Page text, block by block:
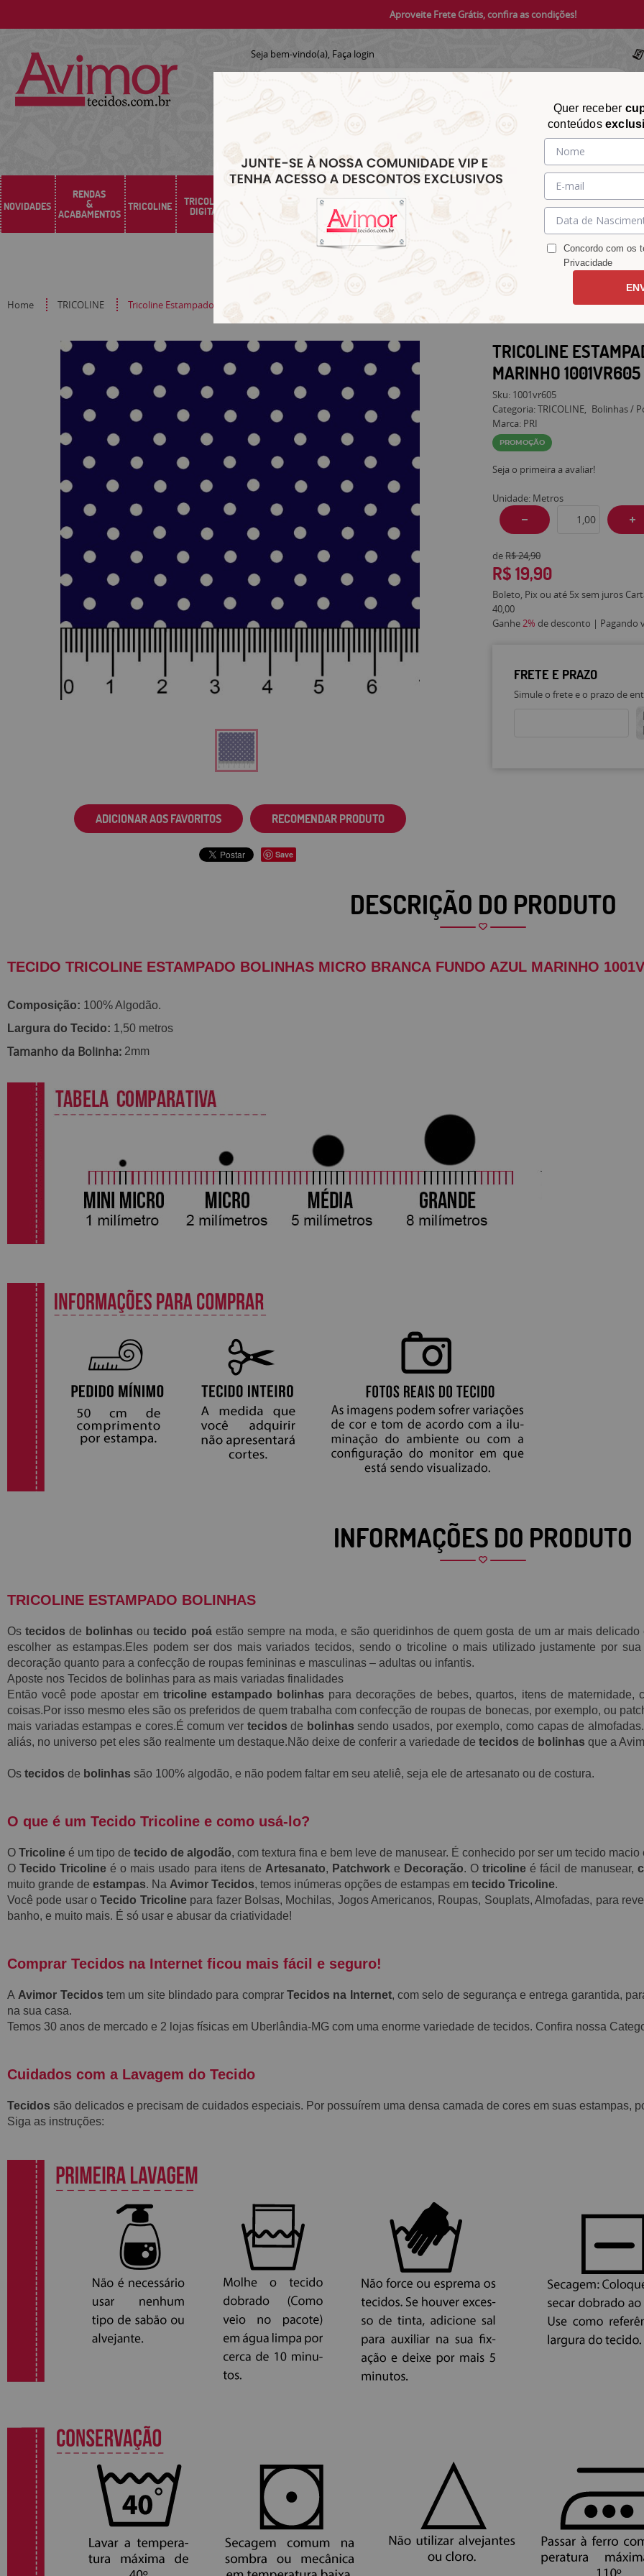
Aproveite Frete Grátis, confira as condições!
Seja bem-vindo(a), Faça login
NOVIDADES
RENDAS
&
ACABAMENTOS
TRICOLINE TRICOLINE
DIGITAL SARJA SINTÉTICOS
CHITÃO TRICÔ
TECIDOS E
AVIAMENTOS
&
ACESSÓRIOS
TECIDOS
PARA
DECORAÇÃO
Home TRICOLINE Tricoline Estampado Bolinhas Micro Branca Fundo Azul Marinho 1001vr605
ADICIONAR AOS FAVORITOS RECOMENDAR PRODUTO
Save
TRICOLINE
MARINHO 1001VR605
Sku: 1001vr605
Categoria:TRICOLINE
Bolinhas /
Marca: PRI
PROMOÇÃO
Seja o primeira a avaliar!
Unidade: Metros
deR$ 24,90
R$ 19,90
Boleto, Pix ou até 5x sem juros
40,00
Ganhe2% de desconto | Pagando
FRETE E PRAZO
Simule o frete e o prazo de
DESCRIÇÃO DO PRODUTO
TECIDO TRICOLINE ESTAMPADO BOLINHAS MICRO BRANCA FUNDO AZUL MARINHO
Composição: 100% Algodão.
Largura do Tecido: 1,50 metros
Tamanho da Bolinha: 2mm
INFORMAÇÕES DO PRODUTO
TRICOLINE ESTAMPADO BOLINHAS
Ostecidosde bolinhas ou tecido poáestão sempre na moda, e são queridinhos de quem gosta de um ar mais
escolher as estampas.Eles podem ser dos mais variados tecidos, sendo o tricoline o mais utilizado justamente por
decoração quanto para a confecção de roupas femininas e masculinas – adultas ou infantis.
Aposte nos Tecidos de bolinhas para as mais variadas finalidades
Então você pode apostar em tricoline estampado bolinhas para decorações de bebes, quartos, itens de
coisas.Por isso mesmo eles são os preferidos de quem trabalha com confecção de roupas de bonecas, por exemplo, ou
mais variadas estampas e cores.É comum ver tecidosde bolinhas sendo usados, por exemplo, como capas de
aliás, no universo pet eles são realmente um destaque.Não deixe de conferir a variedade de tecidos de bolinhas que a
Os tecidos de bolinhas são 100% algodão, e não podem faltar em seu ateliê, seja ele de artesanato ou de costura.
O que é um Tecido Tricoline e como usá-lo?
O Tricoline é um tipo de tecido de algodão, com textura fina e bem leve de manusear. É conhecido por ser um tecido
OTecido Tricoline é o mais usado para itens de Artesanato, Patchworke Decoração. Otricoline é fácil de manusear,
muito grande de estampas. Na Avimor Tecidos, temos inúmeras opções de estampas em tecido Tricoline.
Você pode usar oTecido Tricolinepara fazer Bolsas, Mochilas, Jogos Americanos, Roupas, Souplats, Almofadas, para
banho, e muito mais. É só usar e abusar da criatividade!
Comprar Tecidos na Internet ficou mais fácil e seguro!
A Avimor Tecidos tem um site blindado para comprar Tecidos na Internet, com selo de segurança e entrega garantida,
na sua casa.
Temos 30 anos de mercado e 2 lojas físicas em Uberlândia-MG com uma enorme variedade de tecidos. Confira nossa
Cuidados com a Lavagem do Tecido
Tecidos são delicados e precisam de cuidados especiais. Por possuírem uma densa camada de cores em suas estampas,
Siga as instruções:
Quer receber
conteúdos
Concordo com os
Privacidade